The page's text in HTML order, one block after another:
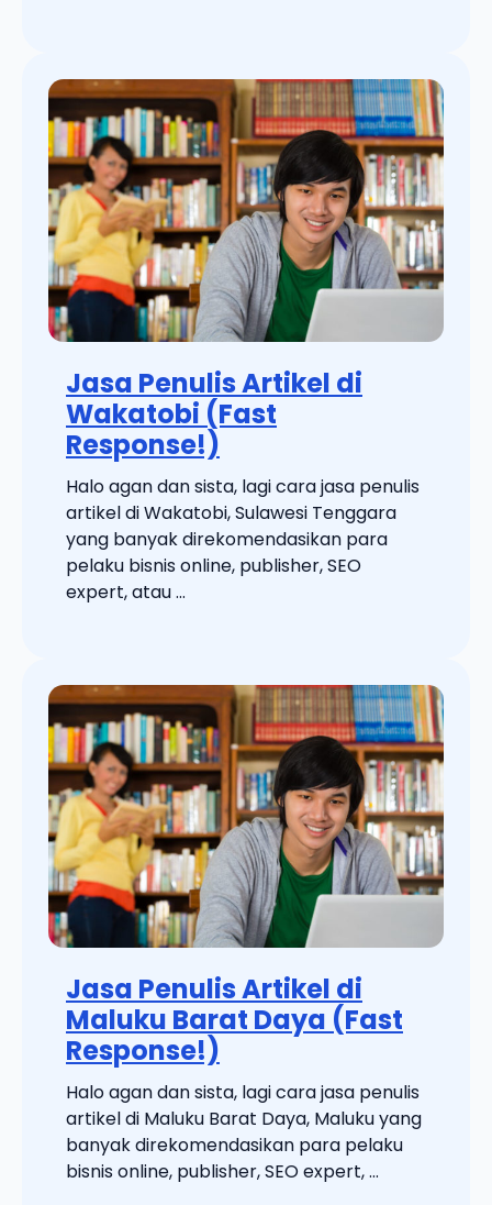
Jasa Penulis Artikel di
Wakatobi (Fast
Response!)
Halo agan dan sista, lagi cara jasa penulis
artikel di Wakatobi, Sulawesi Tenggara
yang banyak direkomendasikan para
pelaku bisnis online, publisher, SEO
expert, atau ...
Jasa Penulis Artikel di
Maluku Barat Daya (Fast
Response!)
Halo agan dan sista, lagi cara jasa penulis
artikel di Maluku Barat Daya, Maluku yang
banyak direkomendasikan para pelaku
bisnis online, publisher, SEO expert, ...